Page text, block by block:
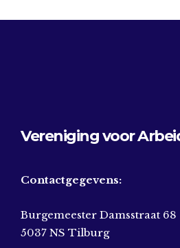
Vereniging voor
Contactgegevens:
Burgemeester Damsstraat 68
5037 NS Tilburg